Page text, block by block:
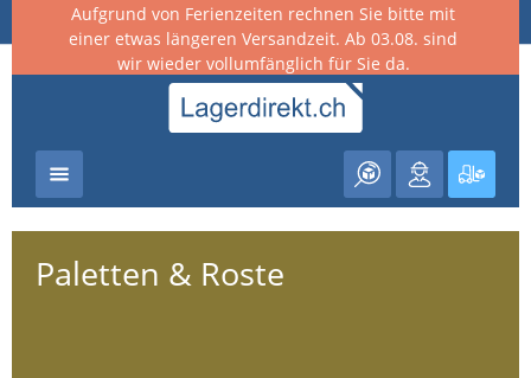
springen
Aufgrund von Ferienzeiten rechnen Sie bitte mit
einer etwas längeren Versandzeit. Ab 03.08. sind
wir wieder vollumfänglich für Sie da.
Paletten & Roste